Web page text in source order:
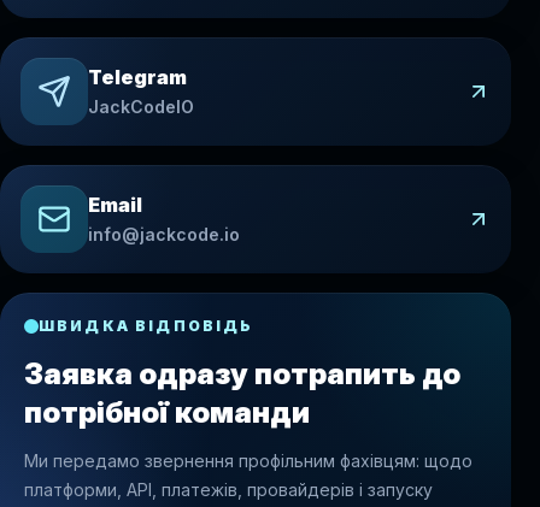
Telegram
JackCodeIO
Email
info@jackcode.io
ШВИДКА ВІДПОВІДЬ
Заявка одразу потрапить до
потрібної команди
Ми передамо звернення профільним фахівцям: щодо
платформи, API, платежів, провайдерів і запуску